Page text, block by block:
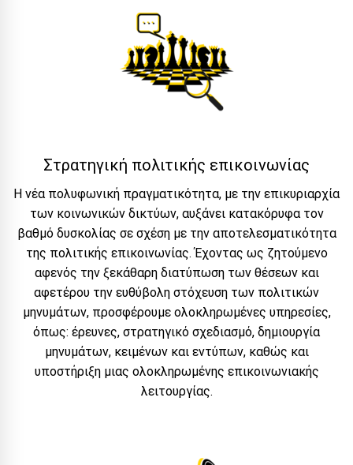
Στρατηγική πολιτικής επικοινωνίας
Η νέα πολυφωνική πραγματικότητα, με την επικυριαρχία
των κοινωνικών δικτύων, αυξάνει κατακόρυφα τον
βαθμό δυσκολίας σε σχέση με την αποτελεσματικότητα
της πολιτικής επικοινωνίας. Έχοντας ως ζητούμενο
αφενός την ξεκάθαρη διατύπωση των θέσεων και
αφετέρου την ευθύβολη στόχευση των πολιτικών
μηνυμάτων, προσφέρουμε ολοκληρωμένες υπηρεσίες,
όπως: έρευνες, στρατηγικό σχεδιασμό, δημιουργία
μηνυμάτων, κειμένων και εντύπων, καθώς και
υποστήριξη μιας ολοκληρωμένης επικοινωνιακής
λειτουργίας.